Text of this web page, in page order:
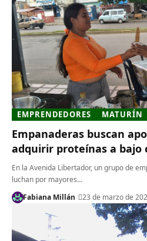
EMPRENDEDORES MATURÍN
Empanaderas buscan
adquirir proteínas a bajo
En la Avenida Libertador, un grupo de
luchan por mayores…
Fabiana Millán
23 de marzo de